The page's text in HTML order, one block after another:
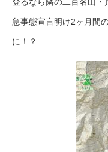
急事態宣言明け2ヶ月間
に！？